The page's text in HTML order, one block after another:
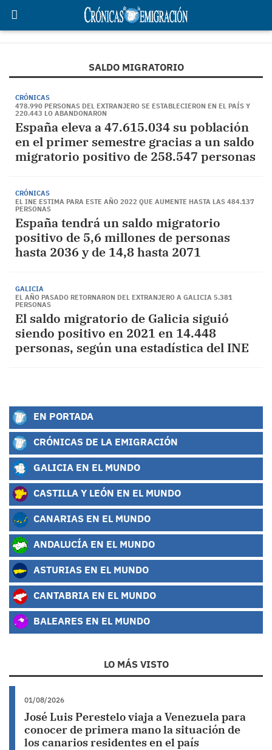
SALDO MIGRATORIO
CRÓNICAS
478.990 PERSONAS DEL EXTRANJERO SE ESTABLECIERON EN EL PAÍS Y
220.443 LO ABANDONARON
España eleva a 47.615.034 su población
en el primer semestre gracias a un saldo
migratorio positivo de 258.547 personas
CRÓNICAS
EL INE ESTIMA PARA ESTE AÑO 2022 QUE AUMENTE HASTA LAS 484.137
PERSONAS
España tendrá un saldo migratorio
positivo de 5,6 millones de personas
hasta 2036 y de 14,8 hasta 2071
GALICIA
EL AÑO PASADO RETORNARON DEL EXTRANJERO A GALICIA 5.381
PERSONAS
El saldo migratorio de Galicia siguió
siendo positivo en 2021 en 14.448
personas, según una estadística del INE
EN PORTADA
CRÓNICAS DE LA EMIGRACIÓN
GALICIA EN EL MUNDO
CASTILLA Y LEÓN EN EL MUNDO
CANARIAS EN EL MUNDO
ANDALUCÍA EN EL MUNDO
ASTURIAS EN EL MUNDO
CANTABRIA EN EL MUNDO
BALEARES EN EL MUNDO
LO MÁS VISTO
01/08/2026
José Luis Perestelo viaja a Venezuela para
conocer de primera mano la situación de
los canarios residentes en el país